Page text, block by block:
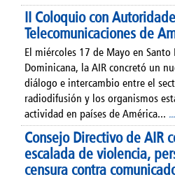
II Coloquio con
Telecomunicaciones de
El miércoles 17 de Mayo en
Dominicana, la AIR concretó un
diálogo e intercambio entre el
radiodifusión y los organismos
actividad en países de América...
Consejo Directivo de AIR
escalada de violencia,
censura contra